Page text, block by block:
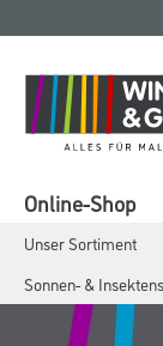
springen
springen
Online-Shop
Unser Sortiment
Sonnen- &